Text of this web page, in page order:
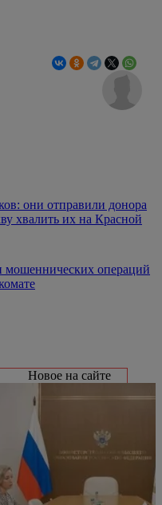
они отправили донора
хвалить их на Красной
мошеннических операций
Новое на сайте